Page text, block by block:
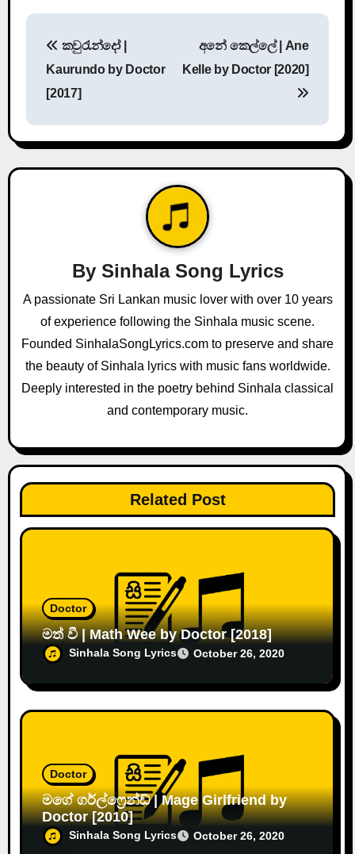
t
n
g
t
i
n
කවුරැන්දෝ |
Kaurundo by Doctor
[2017]
අනේ කෙල්ලේ | Ane
Kelle by Doctor [2020]
By Sinhala Song Lyrics
A passionate Sri Lankan music lover with over 10 years
of experience following the Sinhala music scene.
Founded SinhalaSongLyrics.com to preserve and share
the beauty of Sinhala lyrics with music fans worldwide.
Deeply interested in the poetry behind Sinhala classical
and contemporary music.
Related Post
Doctor
මත් වී | Math Wee by Doctor [2018]
Sinhala Song Lyrics October 26, 2020
Doctor
මගේ ගර්ල්ෆ්‍රෙන්ඩ් | Mage Girlfriend by
Doctor [2010]
Sinhala Song Lyrics October 26, 2020